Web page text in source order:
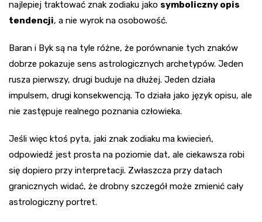
najlepiej traktować znak zodiaku jako symboliczny opis
tendencji, a nie wyrok na osobowość.
Baran i Byk są na tyle różne, że porównanie tych znaków
dobrze pokazuje sens astrologicznych archetypów. Jeden
rusza pierwszy, drugi buduje na dłużej. Jeden działa
impulsem, drugi konsekwencją. To działa jako język opisu, ale
nie zastępuje realnego poznania człowieka.
Jeśli więc ktoś pyta, jaki znak zodiaku ma kwiecień,
odpowiedź jest prosta na poziomie dat, ale ciekawsza robi
się dopiero przy interpretacji. Zwłaszcza przy datach
granicznych widać, że drobny szczegół może zmienić cały
astrologiczny portret.